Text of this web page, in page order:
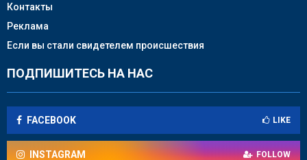
Контакты
Реклама
Если вы стали свидетелем происшествия
ПОДПИШИТЕСЬ НА НАС
FACEBOOK LIKE
INSTAGRAM FOLLOW